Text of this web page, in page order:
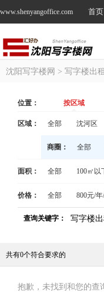
www.shenyangoffice.com 首页
沈阳写字楼网 > 写字楼出
位置： 按区域
区域： 全部 沈河区
商圈： 全部
面积： 全部 100㎡以
价格： 全部 800元/
查询关键字： 写字楼
共有0个符合要求的
抱歉，未找到和您的查